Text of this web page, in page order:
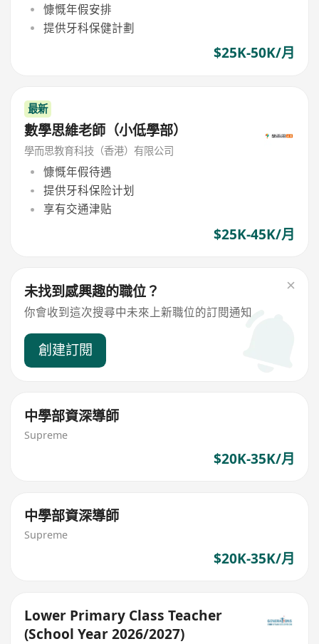
慷慨年假安排
提供牙科保健計劃
$25K-50K/月
最新
數學思維老師（小低學部）
學而思教育科技（香港）有限公司
慷慨年假待遇
提供牙科保险计划
享有交通津贴
$25K-45K/月
未找到感興趣的職位？
你會收到這次搜尋中未來上新職位的訂閱通知
創建訂閱
中學部資深導師
Supreme
$20K-35K/月
中學部資深導師
Supreme
$20K-35K/月
Lower Primary Class Teacher
(School Year 2026/2027)